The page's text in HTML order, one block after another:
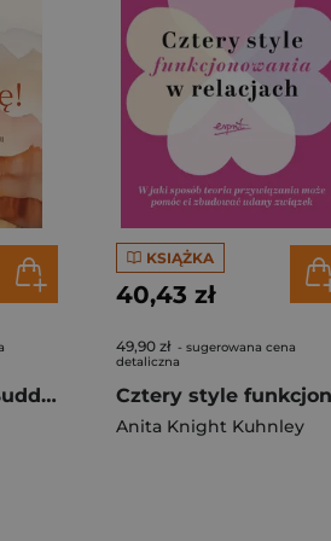
Uwolnij się! Od Buddy do Arendt – 8 terapeutycznych lekcji
KSIĄŻKA
40,43 zł
49,90 zł - sugerowana cena
detaliczna
Anita Knight Kuhnley